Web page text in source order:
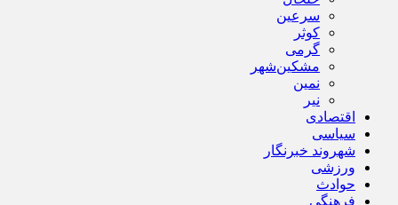
سرعین
کوثر
گرمی
مشکین‌شهر
نمین
نیر
اقتصادی
سیاسی
شهروند خبرنگار
ورزشی
حوادث
فرهنگی